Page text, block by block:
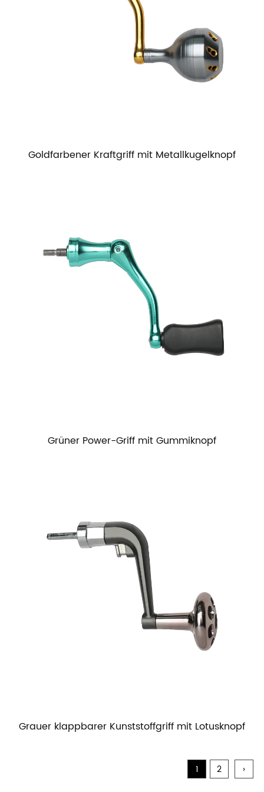
Goldfarbener Kraftgriff mit Metallkugelknopf
Grüner Power-Griff mit Gummiknopf
Grauer klappbarer Kunststoffgriff mit Lotusknopf
1 2 ›